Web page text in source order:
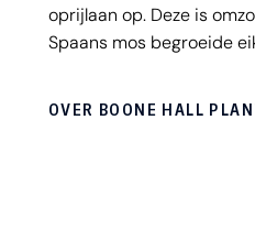
oprijlaan op. Deze is
Spaans mos begroeide
OVER BOONE HALL